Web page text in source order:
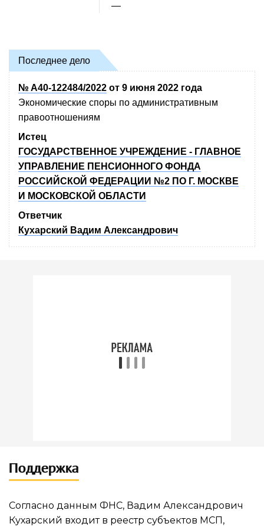
—
Последнее дело
№ А40-122484/2022 от 9 июня 2022 года
Экономические споры по административным
правоотношениям
Истец
ГОСУДАРСТВЕННОЕ УЧРЕЖДЕНИЕ - ГЛАВНОЕ
УПРАВЛЕНИЕ ПЕНСИОННОГО ФОНДА
РОССИЙСКОЙ ФЕДЕРАЦИИ №2 ПО Г. МОСКВЕ
И МОСКОВСКОЙ ОБЛАСТИ
Ответчик
Кухарский Вадим Александрович
Поддержка
Согласно данным ФНС, Вадим Александрович
Кухарский входит в реестр субъектов МСП,